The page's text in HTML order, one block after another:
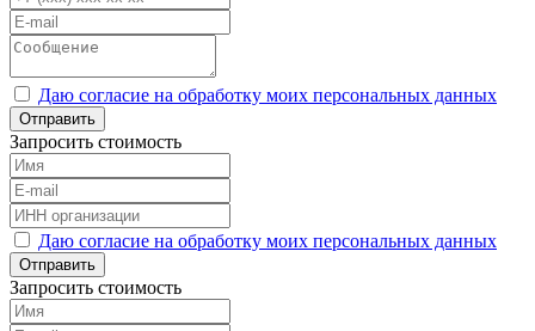
Даю согласие на обработку моих персональных данных
Отправить
Запросить стоимость
Даю согласие на обработку моих персональных данных
Отправить
Запросить стоимость